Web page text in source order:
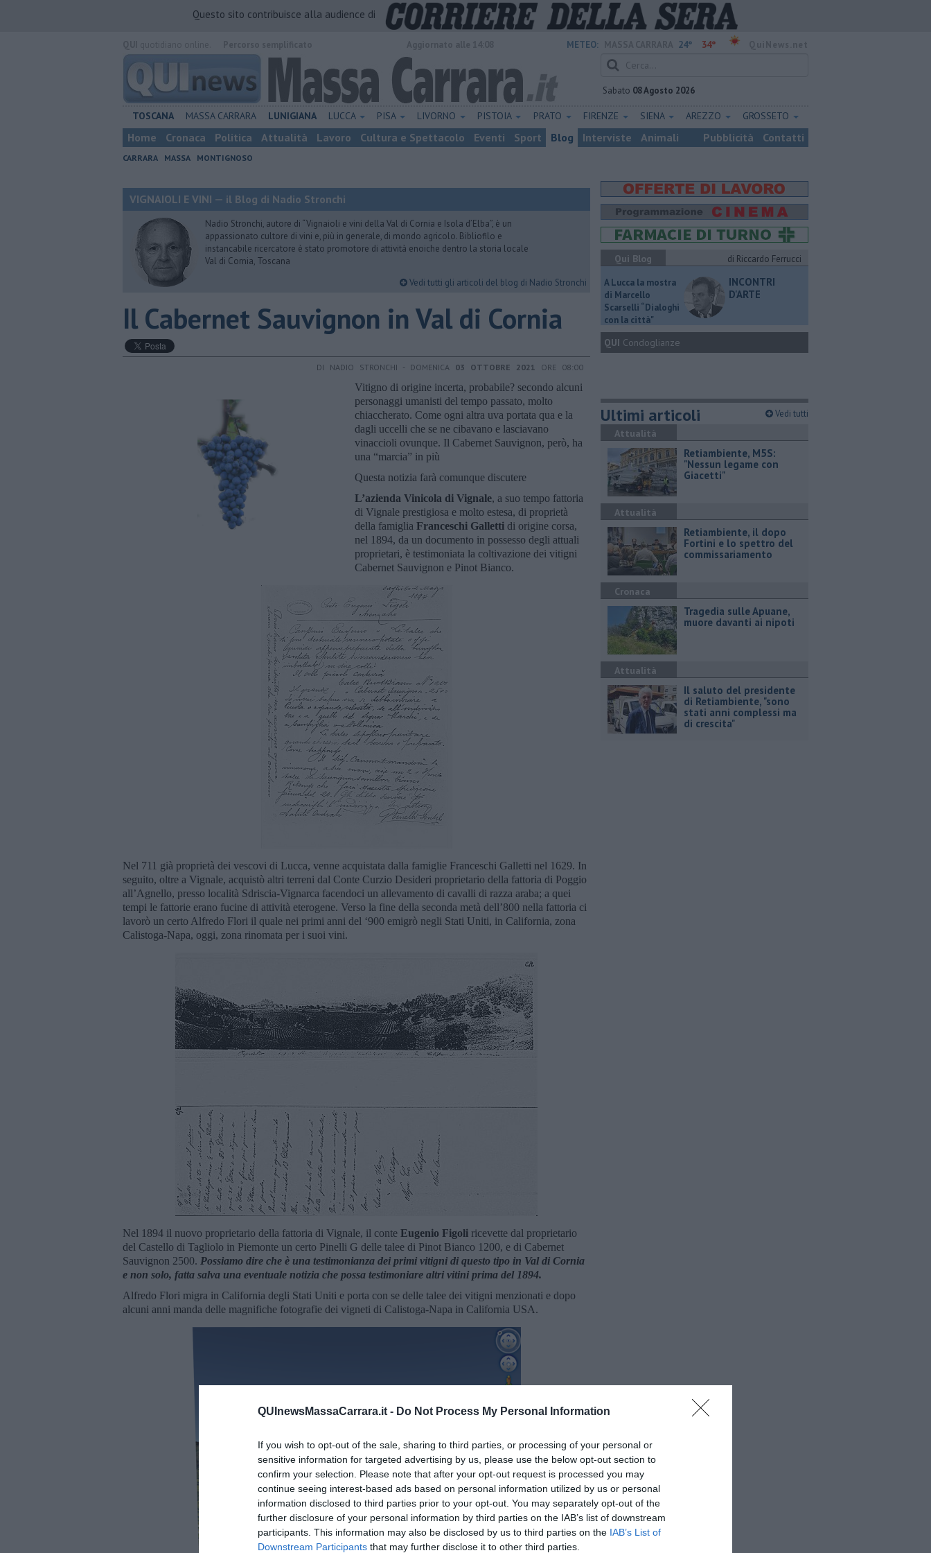
QUInewsMassaCarrara.it - Do Not Process My Personal Information
If you wish to opt-out of the sale, sharing to third parties, or processing of your personal or
sensitive information for targeted advertising by us, please use the below opt-out section to
confirm your selection. Please note that after your opt-out request is processed you may
continue seeing interest-based ads based on personal information utilized by us or personal
information disclosed to third parties prior to your opt-out. You may separately opt-out of the
further disclosure of your personal information by third parties on the IAB’s list of downstream
participants. This information may also be disclosed by us to third parties on the IAB’s List of
Downstream Participants that may further disclose it to other third parties.
Questo sito contribuisce alla audience di
METEO: 24° 34°
Sabato 08 Agosto 2026
TOSCANA MASSA CARRARA LUNIGIANA LUCCA PISA LIVORNO PISTOIA PRATO FIRENZE SIENA AREZZO GROSSETO
Home Cronaca Politica Attualità Lavoro Cultura e Spettacolo Eventi Sport Blog Interviste Animali Pubblicità Contatti
CARRARA MASSA MONTIGNOSO
VIGNAIOLI E VINI — il Blog di Nadio Stronchi
Nadio Stronchi, autore di “Vignaioli e vini della Val di Cornia e Isola d’Elba”, è un
appassionato cultore di vini e, più in generale, di mondo agricolo. Bibliofilo e
instancabile ricercatore è stato promotore di attività enoiche dentro la storia locale
Val di Cornia, Toscana
Vedi tutti gli articoli del blog di Nadio Stronchi
Il Cabernet Sauvignon in Val di Cornia
DI NADIO STRONCHI - DOMENICA 03 OTTOBRE 2021 ORE 08:00
Vitigno di origine incerta, probabile? secondo alcuni
personaggi umanisti del tempo passato, molto
chiaccherato. Come ogni altra uva portata qua e la
dagli uccelli che se ne cibavano e lasciavano
vinaccioli ovunque. Il Cabernet Sauvignon, però, ha
una “marcia” in più
Questa notizia farà comunque discutere
L’azienda Vinicola di Vignale, a suo tempo fattoria
di Vignale prestigiosa e molto estesa, di proprietà
della famiglia Franceschi Galletti di origine corsa,
nel 1894, da un documento in possesso degli attuali
proprietari, è testimoniata la coltivazione dei vitigni
Cabernet Sauvignon e Pinot Bianco.
Nel 711 già proprietà dei vescovi di Lucca, venne acquistata dalla famiglie Franceschi Galletti nel 1629. In
seguito, oltre a Vignale, acquistò altri terreni dal Conte Curzio Desideri proprietario della fattoria di Poggio
all’Agnello, presso località Sdriscia-Vignarca facendoci un allevamento di cavalli di razza araba; a quei
tempi le fattorie erano fucine di attività eterogene. Verso la fine della seconda metà dell’800 nella fattoria ci
lavorò un certo Alfredo Flori il quale nei primi anni del ‘900 emigrò negli Stati Uniti, in California, zona
Calistoga-Napa, oggi, zona rinomata per i suoi vini.
Nel 1894 il nuovo proprietario della fattoria di Vignale, il conte Eugenio Figoli ricevette dal proprietario
del Castello di Tagliolo in Piemonte un certo Pinelli G delle talee di Pinot Bianco 1200, e di Cabernet
Sauvignon 2500. Possiamo dire che è una testimonianza dei primi vitigni di questo tipo in Val di Cornia
e non solo, fatta salva una eventuale notizia che possa testimoniare altri vitini prima del 1894.
Alfredo Flori migra in California degli Stati Uniti e porta con se delle talee dei vitigni menzionati e dopo
alcuni anni manda delle magnifiche fotografie dei vigneti di Calistoga-Napa in California USA.
Qui Blog
di Riccardo Ferrucci
A Lucca la mostra
di Marcello
Scarselli “Dialoghi
con la città"
INCONTRI
D'ARTE
QUI Condoglianze
Ultimi articoli Vedi tutti
Attualità
Retiambiente, M5S:
"Nessun legame con
Giacetti"
Attualità
Retiambiente, il dopo
Fortini e lo spettro del
commissariamento
Cronaca
Tragedia sulle Apuane,
muore davanti ai nipoti
Attualità
Il saluto del presidente
di Retiambiente, "sono
stati anni complessi ma
di crescita"